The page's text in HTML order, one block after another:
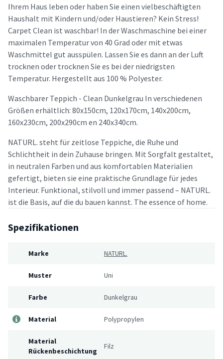
Ihrem Haus leben oder haben Sie einen vielbeschäftigten
Haushalt mit Kindern und/oder Haustieren? Kein Stress!
Carpet Clean ist waschbar! In der Waschmaschine bei einer
maximalen Temperatur von 40 Grad oder mit etwas
Waschmittel gut ausspülen. Lassen Sie es dann an der Luft
trocknen oder trocknen Sie es bei der niedrigsten
Temperatur. Hergestellt aus 100 % Polyester.
Waschbarer Teppich - Clean Dunkelgrau In verschiedenen
Größen erhältlich: 80x150cm, 120x170cm, 140x200cm,
160x230cm, 200x290cm en 240x340cm.
NATURL. steht für zeitlose Teppiche, die Ruhe und
Schlichtheit in dein Zuhause bringen. Mit Sorgfalt gestaltet,
in neutralen Farben und aus komfortablen Materialien
gefertigt, bieten sie eine praktische Grundlage für jedes
Interieur. Funktional, stilvoll und immer passend – NATURL.
ist die Basis, auf die du bauen kannst. The essence of home.
Spezifikationen
Marke NATURL.
Muster Uni
Farbe Dunkelgrau
Material Polypropylen
Material
Rückenbeschichtung
Filz